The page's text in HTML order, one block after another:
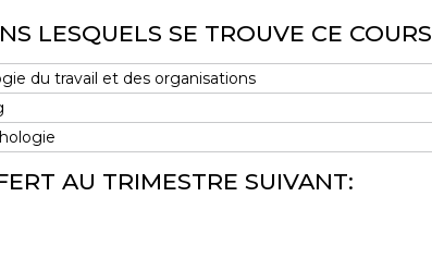
LESQUELS SE TROUVE CE COURS
du travail et des organisations
AU TRIMESTRE SUIVANT: